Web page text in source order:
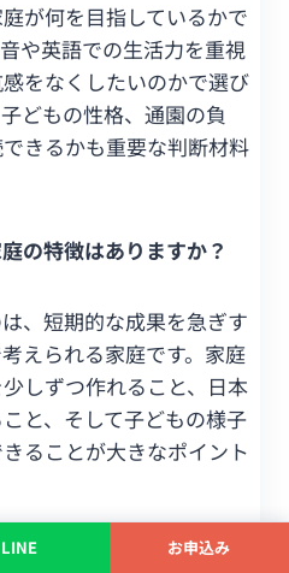
LINE お申込み
が何を目指しているかで
や英語での生活力を重視
をなくしたいのかで選び
どもの性格、通園の負
きるかも重要な判断材料
の特徴はありますか？
、短期的な成果を急ぎす
えられる家庭です。家庭
しずつ作れること、日本
と、そして子どもの様子
ることが大きなポイント
が得意になりますか？